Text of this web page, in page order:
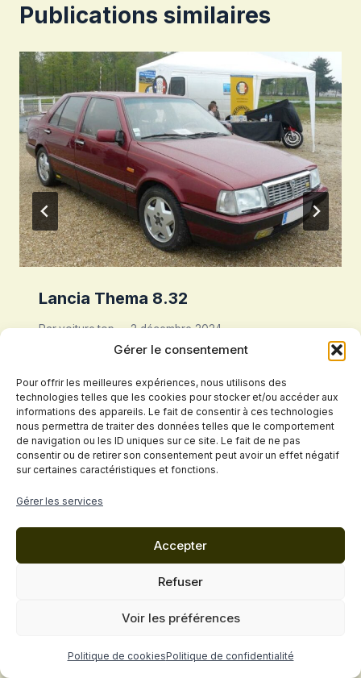
Gérer le consentement
Pour offrir les meilleures expériences, nous utilisons des
technologies telles que les cookies pour stocker et/ou accéder aux
informations des appareils. Le fait de consentir à ces technologies
nous permettra de traiter des données telles que le comportement
de navigation ou les ID uniques sur ce site. Le fait de ne pas
consentir ou de retirer son consentement peut avoir un effet négatif
sur certaines caractéristiques et fonctions.
Gérer les services
Accepter
Refuser
Voir les préférences
Politique de cookiesPolitique de confidentialité
Publications similaires
Lancia Thema 8.32
Parvoiture.top 2 décembre 2024
Mentions légales
Cookies
Kadence WP